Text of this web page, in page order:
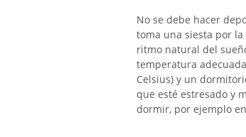
No se debe hacer
toma una siesta por
ritmo natural del
temperatura
Celsius) y un
que esté estresado y
dormir, por ejemplo